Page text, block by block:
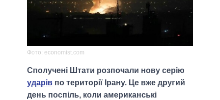
Фото: economist.com
Сполучені Штати розпочали нову серію
ударів по території Ірану. Це вже другий
день поспіль, коли американські